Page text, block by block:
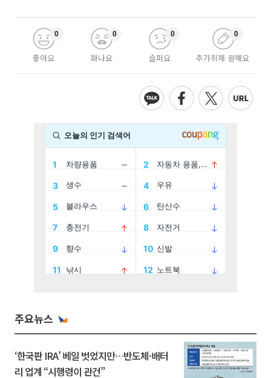
좋아요
0
화나요
0
슬퍼요
0
추가취재 원해요
0
주요뉴스
‘한국판 IRA’ 베일 벗었지만…반도체·배터
리 업계 “시행령이 관건”